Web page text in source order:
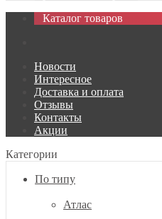
Каталог товаров
Новости
Интересное
Доставка и оплата
Отзывы
Контакты
Акции
Категории
По типу
Атлас